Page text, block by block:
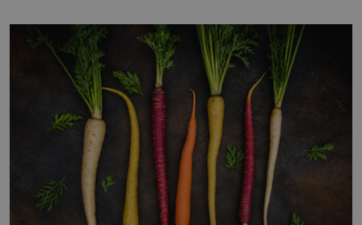
Je to opravdu tak, s věkem jako kdyby se paměť
rozhodla stávkovat. Cvičte